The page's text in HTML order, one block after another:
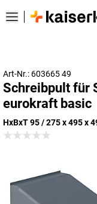
Art-Nr.: 603665 49
Schreibpult für
eurokraft basic
HxBxT 95 / 275 x 495 x